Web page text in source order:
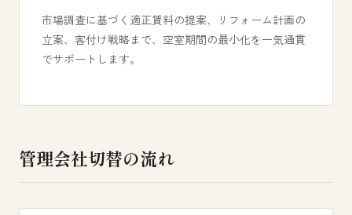
市場調査に基づく適正賃料の提案、リフォーム計画の
立案、客付け戦略まで、空室期間の最小化を一気通貫
でサポートします。
管理会社切替の流れ